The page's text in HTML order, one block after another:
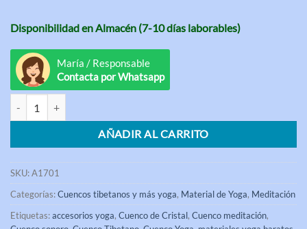
Disponibilidad en Almacén (7-10 días laborables)
María / Responsable
Contacta por Whatsapp
AÑADIR AL CARRITO
SKU:A1701
Categorías:Cuencos tibetanos y más yoga, Material de Yoga, Meditación
Etiquetas:accesorios yoga, Cuenco de Cristal, Cuenco meditación,